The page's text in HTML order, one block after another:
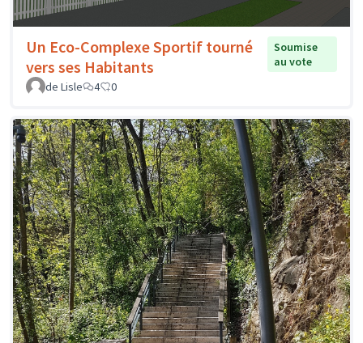
Un Eco-Complexe Sportif tourné
vers ses Habitants
Soumise
au vote
de Lisle
4 0